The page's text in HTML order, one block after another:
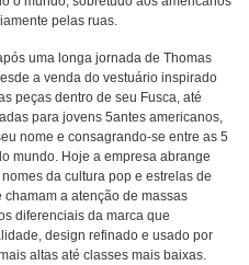
pelas ruas.
uma longa jornada de Thomas
a venda do vestuário inspirado
peças dentro de seu Fusca, até
para jovens 5antes americanos,
nome e consagrando-se entre as 5
mundo. Hoje a empresa abrange
da cultura pop e estrelas de
a atenção de massas
diferenciais da marca que
design refinado e usado por
altas até classes mais baixas.